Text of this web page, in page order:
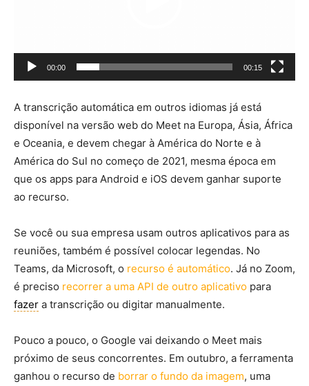
00:00 00:15
A transcrição automática em outros idiomas já está
disponível na versão web do Meet na Europa, Ásia, África
e Oceania, e devem chegar à América do Norte e à
América do Sul no começo de 2021, mesma época em
que os apps para Android e iOS devem ganhar suporte
ao recurso.
Se você ou sua empresa usam outros aplicativos para as
reuniões, também é possível colocar legendas. No
Teams, da Microsoft, o recurso é automático. Já no Zoom,
é preciso recorrer a uma API de outro aplicativo para
fazer a transcrição ou digitar manualmente.
Pouco a pouco, o Google vai deixando o Meet mais
próximo de seus concorrentes. Em outubro, a ferramenta
ganhou o recurso de borrar o fundo da imagem, uma